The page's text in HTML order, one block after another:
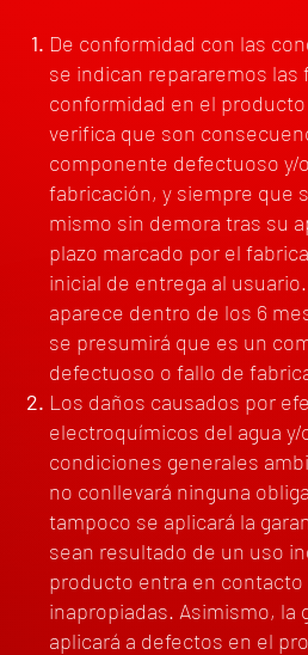
De conformidad con las
se indican repararemos las
conformidad en el
verifica que son
componente defectuoso y/
fabricación, y siempre que
mismo sin demora tras su
plazo marcado por el
inicial de entrega al
aparece dentro de los 6
se presumirá que es un
defectuoso o fallo de
Los daños causados por
electroquímicos del agua y/
condiciones generales
no conllevará ninguna
tampoco se aplicará la
sean resultado de un uso
producto entra en
inapropiadas. Asimismo, la
aplicará a defectos en el